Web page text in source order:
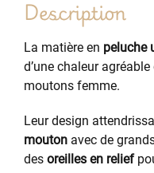
Description
La matière en peluche
d’une chaleur
moutons femme.
Leur design
mouton avec de
des oreilles en relief